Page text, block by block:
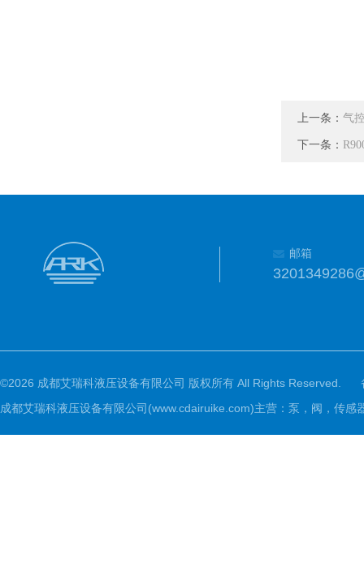
上一条：气
下一条：
邮箱
©2026 成都艾瑞科液压设备有限公司 版权所有 All Rights Reserved.
成都艾瑞科液压设备有限公司(www.cdairuike.com)主营：泵，阀，传